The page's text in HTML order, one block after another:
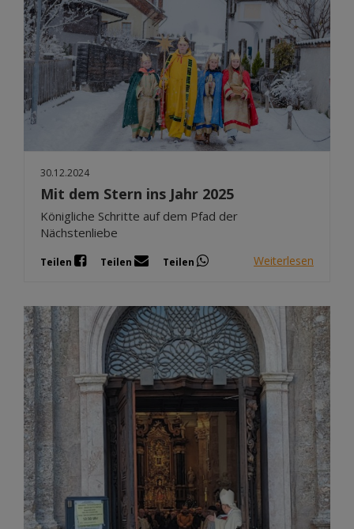
30.12.2024
Mit dem Stern ins Jahr 2025
Königliche Schritte auf dem Pfad der
Nächstenliebe
Teilen Teilen Teilen Weiterlesen